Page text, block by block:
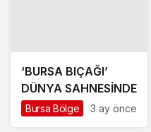
‘BURSA BIÇAĞI’
DÜNYA SAHNESİNDE
Bursa Bölge 3 ay önce